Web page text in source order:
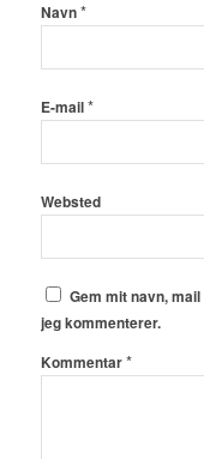
Navn*
E-mail*
Websted
Gem mit navn,
jeg kommenterer.
Kommentar*